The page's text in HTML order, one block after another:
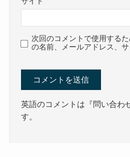
次回のコメントで使用する
の名前、メールアドレス、サ
英語のコメントは『問い合わ
す。